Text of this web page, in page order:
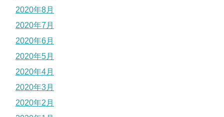
2020年8月
2020年7月
2020年6月
2020年5月
2020年4月
2020年3月
2020年2月